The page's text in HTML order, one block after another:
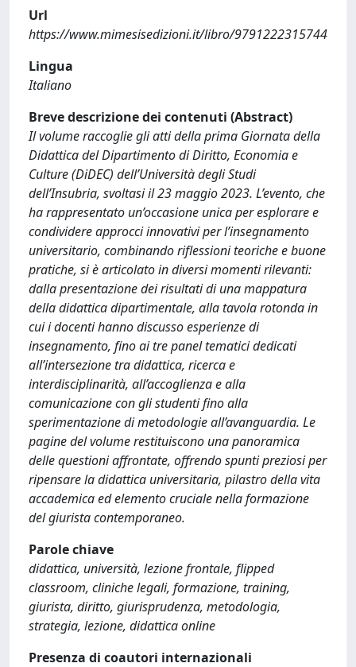
Url
https://www.mimesisedizioni.it/libro/9791222315744
Lingua
Italiano
Breve descrizione dei contenuti (Abstract)
Il volume raccoglie gli atti della prima Giornata della
Didattica del Dipartimento di Diritto, Economia e
Culture (DiDEC) dell’Università degli Studi
dell’Insubria, svoltasi il 23 maggio 2023. L’evento, che
ha rappresentato un’occasione unica per esplorare e
condividere approcci innovativi per l’insegnamento
universitario, combinando riflessioni teoriche e buone
pratiche, si è articolato in diversi momenti rilevanti:
dalla presentazione dei risultati di una mappatura
della didattica dipartimentale, alla tavola rotonda in
cui i docenti hanno discusso esperienze di
insegnamento, fino ai tre panel tematici dedicati
all’intersezione tra didattica, ricerca e
interdisciplinarità, all’accoglienza e alla
comunicazione con gli studenti fino alla
sperimentazione di metodologie all’avanguardia. Le
pagine del volume restituiscono una panoramica
delle questioni affrontate, offrendo spunti preziosi per
ripensare la didattica universitaria, pilastro della vita
accademica ed elemento cruciale nella formazione
del giurista contemporaneo.
Parole chiave
didattica, università, lezione frontale, flipped
classroom, cliniche legali, formazione, training,
giurista, diritto, giurisprudenza, metodologia,
strategia, lezione, didattica online
Presenza di coautori internazionali